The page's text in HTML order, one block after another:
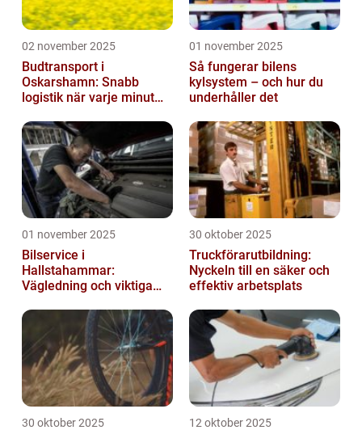
02 november 2025
Budtransport i
Oskarshamn: Snabb
logistik när varje minut
01 november 2025
Så fungerar bilens
kylsystem – och hur du
underhåller det
01 november 2025
Bilservice i
Hallstahammar:
Vägledning och viktiga
30 oktober 2025
Truckförarutbildning:
Nyckeln till en säker och
effektiv arbetsplats
30 oktober 2025 12 oktober 2025